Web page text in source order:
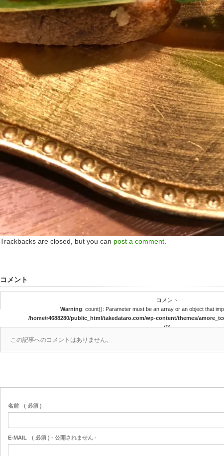
Trackbacks are closed, but you can post a comment
コメント
コメント
Warning: count(): Parameter must be an array or an object that
/home/r4688280/public_html/takedataro.com/wp-content/themes/
(0)
この記事へのコメントはありません。
名前 ( 必須 )
E-MAIL ( 必須 ) - 公開されません -